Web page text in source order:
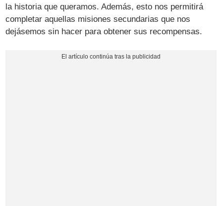
la historia que queramos. Además, esto nos permitirá
completar aquellas misiones secundarias que nos
dejásemos sin hacer para obtener sus recompensas.